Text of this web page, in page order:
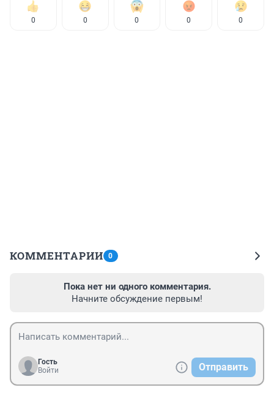
0 0 0 0 0
КОММЕНТАРИИ 0
Пока нет ни одного комментария.
Начните обсуждение первым!
Гость
Войти
Отправить